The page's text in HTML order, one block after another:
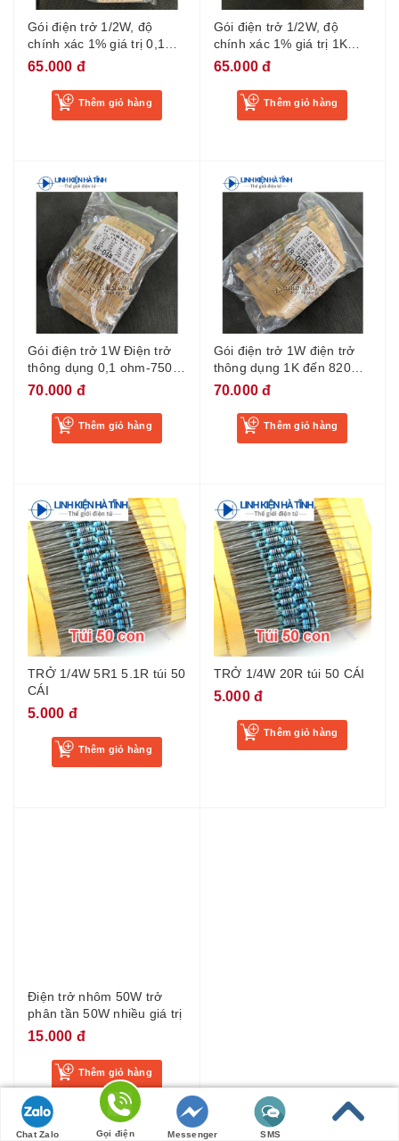
Gói điện trở 1/2W, độ
chính xác 1% giá trị 0,1
ohm đến 750 ohm, 30 loại,
65.000 đ
Thêm giỏ hàng
Gói điện trở 1/2W, độ
chính xác 1% giá trị 1K
đến 820K, 30 loại, mỗi loại
65.000 đ
Thêm giỏ hàng
Gói điện trở 1W Điện trở
thông dụng 0,1 ohm-750
ohm, tổng cộng có 30 loại,
70.000 đ
Thêm giỏ hàng
Gói điện trở 1W điện trở
thông dụng 1K đến 820K,
30 loại mỗi loại 10 miếng
70.000 đ
Thêm giỏ hàng
TRỞ 1/4W 5R1 5.1R túi 50
CÁI
5.000 đ
Thêm giỏ hàng
TRỞ 1/4W 20R túi 50 CÁI
5.000 đ
Thêm giỏ hàng
Điện trở nhôm 50W trở
phân tần 50W nhiều giá trị
15.000 đ
Thêm giỏ hàng
Chat Zalo Gọi điện Messenger SMS